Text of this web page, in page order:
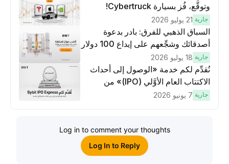
وتوقَّع، فُز بسيارة Cybertruck!
جارية 21 يوليو 2026
السباق الذهبي للفرق: بادر بدعوة
أصدقائك وشجِّعهم على إيداع 100 دولار
لكسَب مكافآت مُضاعَفة
جارية 18 يوليو 2026
نُقدِّم لكم خدمة «الوصول إلى أحداث
الاكتتاب العام الأوَّلي (IPO)» من
Bybit، بوابتك للوصول المبكر إلى فرص
جارية 7 يونيو 2026
Log in to comment your thoughts
Log In to Reply